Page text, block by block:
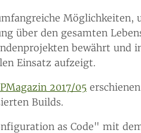
Möglichkeiten,
über den gesamten
bewährt und
Einsatz aufzeigt.
2017/05
Builds.
as Code" mit